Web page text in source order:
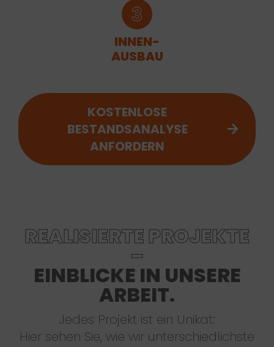
INNEN-
AUSBAU
KOSTENLOSE
BESTANDSANALYSE
ANFORDERN
REALISIERTE PROJEKTE
–
EINBLICKE IN UNSERE
ARBEIT.
Jedes Projekt ist ein Unikat:
Hier sehen Sie, wie wir unterschiedlichste